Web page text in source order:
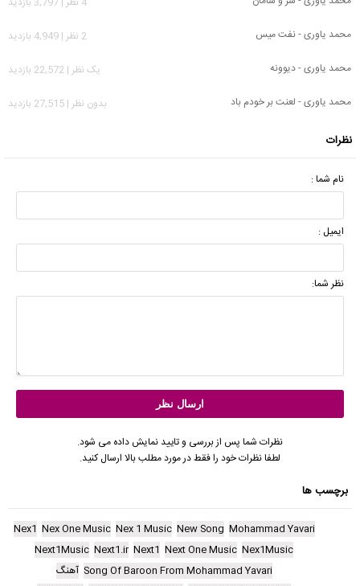
محمد یاوری - نفت میس
2 نظر | 4,949 بازدید
محمد یاوری - دیوونه
يک نظر | 22,572 بازدید
محمد یاوری - لعنت بر خودم باد
بدون نظر | 27,515 بازدید
نظرات
نام شما :
ایمیل :
نظر شما:
نظرات شما پس از بررسی و تایید نمایش داده می شود.
لطفا نظرات خود را فقط در مورد مطلب بالا ارسال کنید.
برچسب ها
Mohammad Yavari
New Song
Nex 1 Music
Nex One Music
Nex1
Nex1Music
Next One Music
Next1
Next1.ir
Next1Music
Song Of Baroon From Mohammad Yavari آهنگ